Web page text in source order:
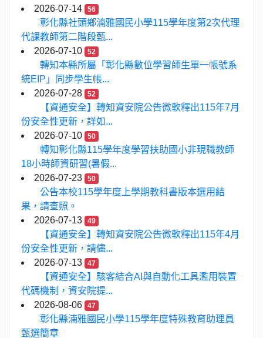
2026-07-14
56
彰化縣社頭鄉湳雅國民小學115學年度第2次代理
代課教師第二階段甄...
2026-07-10
52
轉知本縣所屬「彰化縣數位學習師生單一帳號系
統EIP」同步學生帳...
2026-07-28
52
【資通安全】轉知資安院公告微軟釋出115年7月
份安全性更新，詳如...
2026-07-10
50
轉知彰化縣115學年度學習扶助國小非現職教師
18小時師資研習(暑假...
2026-07-23
50
公告本校115學年度上學期教科書版本選用結
果，請查照。
2026-07-13
49
【資通安全】轉知資安院公告微軟釋出115年4月
份安全性更新，請儘...
2026-07-13
47
【資通安全】駭客結合AI與自動化工具濫用裝置
代碼機制，資安院提...
2026-08-06
47
彰化縣湳雅國民小學115學年度特殊教育助理員
甄選簡章